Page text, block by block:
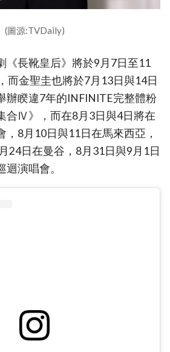
(圖源:TVDaily)
《長靴皇后》將於9月7日至11
而金聖圭也將於7月13日與14日
辦睽違7年的INFINITE完整體粉
合Ⅳ》，而在8月3日與4日將在
，8月10日與11日在馬來西亞，
24日在曼谷，8月31日與9月1日
演唱會。